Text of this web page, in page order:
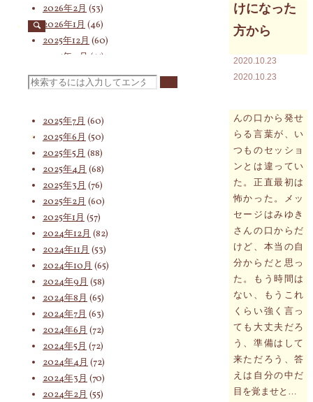
検
索
象:
けになった
方から
2020.10.23
2020.10.23
んの口から発せ
らる言葉が、い
つものセッショ
ンとは違ってい
た。正直最初は
怖かった。メッ
セージはみゆき
さんの口からだ
けど、本当の自
分からだと思っ
た。もう時間は
ない、もうこれ
くらい強く言っ
ても大丈夫だろ
う、準備はして
来ただろう、答
えは自分の中だ
目を覚ませと…
2026年2月 (53)
2026年1月 (46)
2025年12月 (60)
2025年11月 (55)
2025年10月(66)
2025年9月(62)
2025年7月 (60)
2025年6月 (50)
2025年5月 (88)
2025年4月 (68)
2025年3月 (76)
2025年2月 (60)
2025年1月 (57)
2024年12月 (82)
2024年11月 (53)
2024年10月 (65)
2024年9月 (58)
2024年8月 (65)
2024年7月 (63)
2024年6月 (72)
2024年5月 (72)
2024年4月 (72)
2024年3月 (70)
2024年2月 (55)